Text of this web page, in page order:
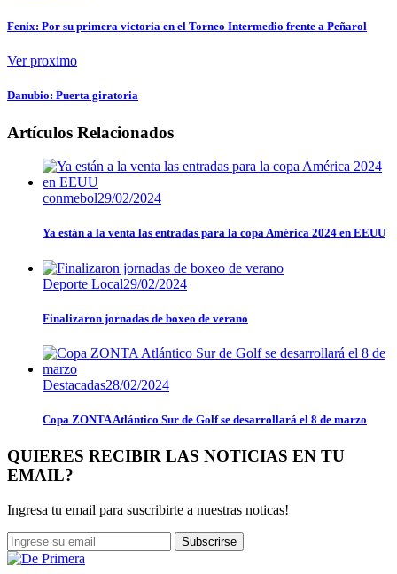
Fenix: Por su primera victoria en el Torneo Intermedio frente a Peñarol
Ver proximo
Danubio: Puerta giratoria
Artículos Relacionados
conmebol29/02/2024
Ya están a la venta las entradas para la copa América 2024 en EEUU
Deporte Local29/02/2024
Finalizaron jornadas de boxeo de verano
Destacadas28/02/2024
Copa ZONTA Atlántico Sur de Golf se desarrollará el 8 de marzo
QUIERES RECIBIR LAS NOTICIAS EN TU
EMAIL?
Ingresa tu email para suscribirte a nuestras noticas!
Subscrirse